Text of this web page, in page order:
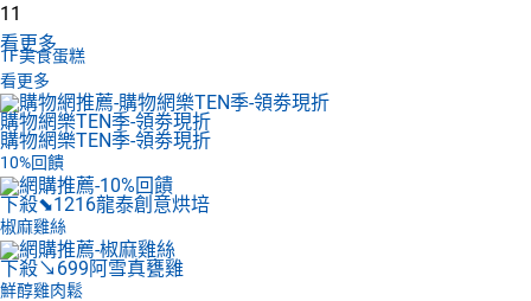
11
看更多
1F美食蛋糕
看更多
購物網樂TEN季-領劵現折
購物網樂TEN季-領劵現折
10%回饋
下殺⬊1216龍泰創意烘培
椒麻雞絲
下殺↘699阿雪真甕雞
鮮醇雞肉鬆